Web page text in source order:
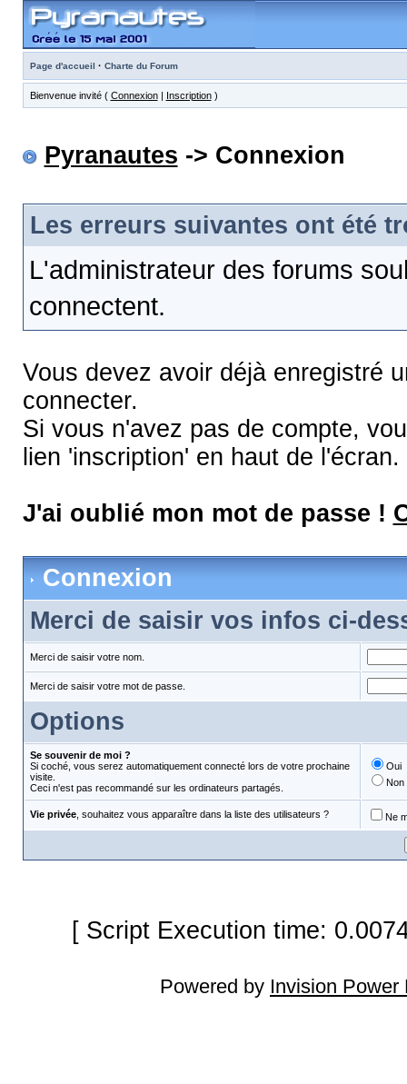
Page d'accueil · Charte du Forum
Bienvenue invité ( Connexion| Inscription)
Pyranautes -> Connexion
Les erreurs suivantes ont été
L'administrateur des forums
connectent.
Vous devez avoir déjà enregistré
connecter.
Si vous n'avez pas de compte,
lien 'inscription' en haut de l'écran.
J'ai oublié mon mot de passe !
Connexion
Merci de saisir vos infos ci-
Merci de saisir votre nom.
Merci de saisir votre mot de passe.
Options
Se souvenir de moi ?
Si coché, vous serez automatiquement connecté lors de votre prochaine
visite.
Ceci n'est pas recommandé sur les ordinateurs partagés.
Oui
Non
Vie privée, souhaitez vous apparaître dans la liste des utilisateurs ? Ne
[ Script Execution time:
Powered by Invision Power